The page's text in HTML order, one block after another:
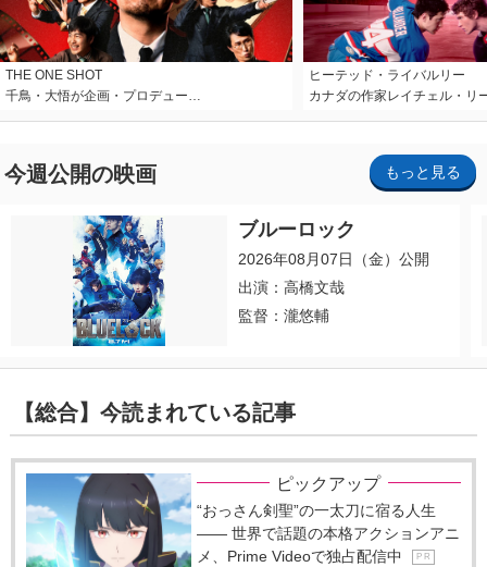
THE ONE SHOT
千鳥・大悟が企画・プロデュー…
ヒーテッド・ライバルリー
カナダの作家レイチェル・リ
今週公開の映画 もっと見る
ブルーロック
2026年08月07日（金）公開
出演：高橋文哉
監督：瀧悠輔
【総合】今読まれている記事
ピックアップ
“おっさん剣聖”の一太刀に宿る人生
―― 世界で話題の本格アクションアニ
メ、Prime Videoで独占配信中
P R